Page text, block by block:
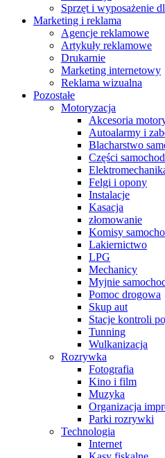
Sprzęt i wyposażenie
Marketing i reklama
Agencje reklamowe
Artykuły reklamowe
Drukarnie
Marketing internetowy
Reklama wizualna
Pozostałe
Motoryzacja
Akcesoria
Autoalarmy i
Blacharstwo
Części
Felgi i opony
Instalacje
Kasacja
złomowanie
Komisy
Lakiernictwo
LPG
Mechanicy
Myjnie
Pomoc drogowa
Skup aut
Stacje kontroli
Tunning
Wulkanizacja
Rozrywka
Fotografia
Kino i film
Muzyka
Organizacja
Parki rozrywki
Technologia
Internet